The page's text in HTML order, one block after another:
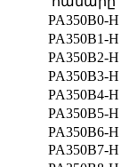
PA350B0-H
PA350B1-H
PA350B2-H
PA350B3-H
PA350B4-H
PA350B5-H
PA350B6-H
PA350B7-H